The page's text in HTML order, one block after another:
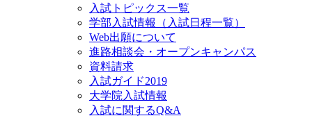
入試トピックス一覧
学部入試情報（入試日程一覧）
Web出願について
進路相談会・オープンキャンパス
資料請求
入試ガイド2019
大学院入試情報
入試に関するQ&A